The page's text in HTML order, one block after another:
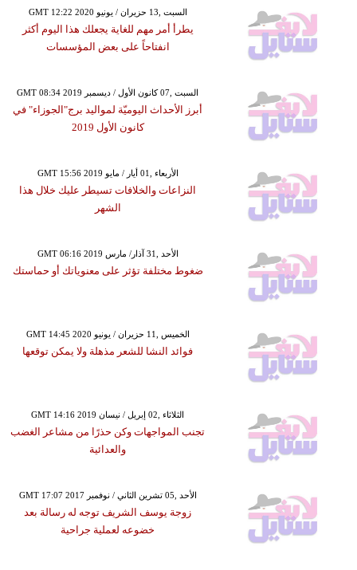
GMT 12:22 2020 السبت ,13 حزيران / يونيو
يطرأ أمر مهم للغاية يجعلك هذا اليوم أكثر
انفتاحاً على بعض المؤسسات
GMT 08:34 2019 السبت ,07 كانون الأول / ديسمبر
أبرز الأحداث اليوميّة لمواليد برج"الجوزاء" في
كانون الأول 2019
GMT 15:56 2019 الأربعاء ,01 أيار / مايو
النزاعات والخلافات تسيطر عليك خلال هذا
الشهر
GMT 06:16 2019 الأحد ,31 آذار/ مارس
ضغوط مختلفة تؤثر على معنوياتك أو حماستك
GMT 14:45 2020 الخميس ,11 حزيران / يونيو
فوائد النشا للشعر مذهلة ولا يمكن توقعها
GMT 14:16 2019 الثلاثاء ,02 إبريل / نيسان
تجنب المواجهات وكن حذرًا من مشاعر الغضب
والعدائية
GMT 17:07 2017 الأحد ,05 تشرين الثاني / نوفمبر
زوجة يوسف الشريف توجه له رسالة بعد
خضوعه لعملية جراحية